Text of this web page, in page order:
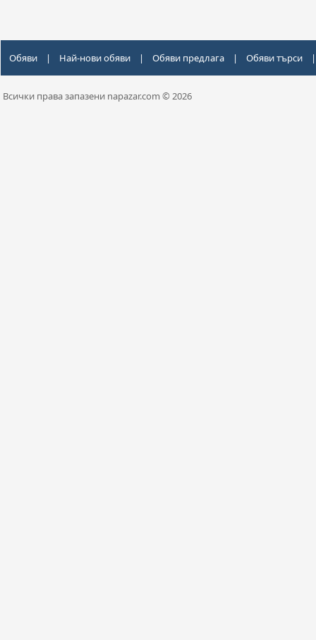
Обяви | Най-нови обяви | Обяви предлага | Обяви търси |
Всички права запазени napazar.com © 2026